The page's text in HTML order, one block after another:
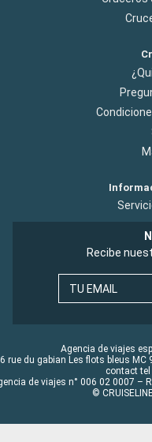
Recibe
TU EMAIL
Agencia de viajes
rue du gabian Les flots bleus
contact
de viajes n° 006 02 0007 –
©